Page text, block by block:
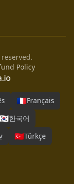
Policy
🇫🇷Français
한국어
🇹🇷Türkçe